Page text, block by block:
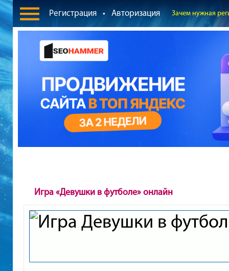
Регистрация • Авторизация Зачем нужная
Игра «Девушки в футболе» онлайн